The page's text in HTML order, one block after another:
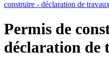
construire - déclaration de
Permis de
déclaration de